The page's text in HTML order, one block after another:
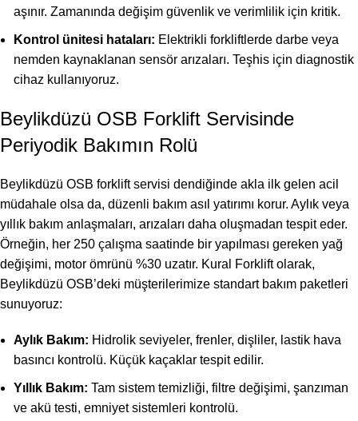
aşınır. Zamanında değişim güvenlik ve verimlilik için kritik.
Kontrol ünitesi hataları: Elektrikli forkliftlerde darbe veya
nemden kaynaklanan sensör arızaları. Teşhis için diagnostik
cihaz kullanıyoruz.
Beylikdüzü OSB Forklift Servisinde
Periyodik Bakımın Rolü
Beylikdüzü OSB forklift servisi dendiğinde akla ilk gelen acil
müdahale olsa da, düzenli bakım asıl yatırımı korur. Aylık veya
yıllık bakım anlaşmaları, arızaları daha oluşmadan tespit eder.
Örneğin, her 250 çalışma saatinde bir yapılması gereken yağ
değişimi, motor ömrünü %30 uzatır. Kural Forklift olarak,
Beylikdüzü OSB’deki müşterilerimize standart bakım paketleri
sunuyoruz:
Aylık Bakım: Hidrolik seviyeler, frenler, dişliler, lastik hava
basıncı kontrolü. Küçük kaçaklar tespit edilir.
Yıllık Bakım: Tam sistem temizliği, filtre değişimi, şanzıman
ve akü testi, emniyet sistemleri kontrolü.